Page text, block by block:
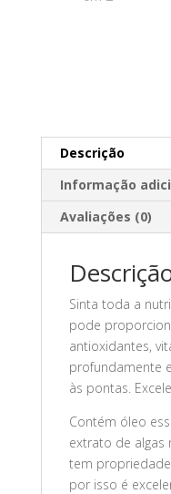
Descrição
Informação
Avaliações (0)
Sinta toda a
pode
antioxidantes,
profundamente
às pontas.
Contém óleo
extrato de algas
tem
por isso é